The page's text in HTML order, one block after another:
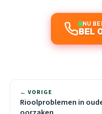
NU
BEL
← VORIGE
Rioolproblemen in